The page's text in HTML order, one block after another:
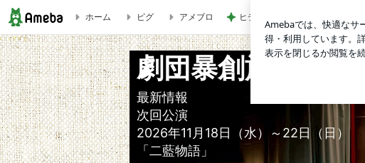
１５周年公演「鴇色珊瑚物語」 | 劇団暴創族
ホーム ピグ アメブロ ヒデ アプリで出会った人の初登場
劇団暴創族
最新情報
次回公演
2026年11月18日（水）～22日（日）
「二藍物語」